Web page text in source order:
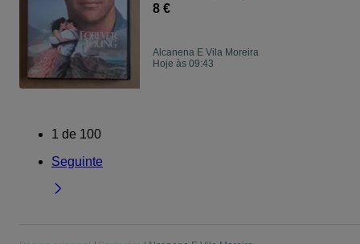
8 €
Alcanena E Vila Moreira
Hoje às 09:43
1 de 100
Seguinte